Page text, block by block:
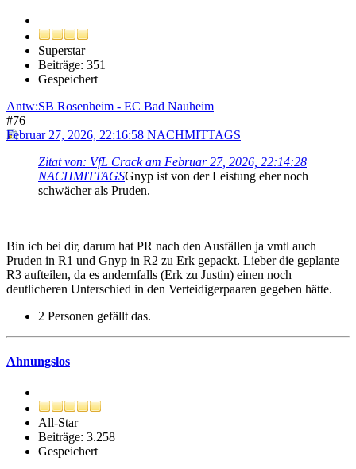
Superstar
Beiträge: 351
Gespeichert
Antw:SB Rosenheim - EC Bad Nauheim
#76
Februar 27, 2026, 22:16:58 NACHMITTAGS
Zitat von: VfL Crack am Februar 27, 2026, 22:14:28
NACHMITTAGSGnyp ist von der Leistung eher noch
schwächer als Pruden.
Bin ich bei dir, darum hat PR nach den Ausfällen ja vmtl auch
Pruden in R1 und Gnyp in R2 zu Erk gepackt. Lieber die geplante
R3 aufteilen, da es andernfalls (Erk zu Justin) einen noch
deutlicheren Unterschied in den Verteidigerpaaren gegeben hätte.
2 Personen gefällt das.
Ahnungslos
All-Star
Beiträge: 3.258
Gespeichert